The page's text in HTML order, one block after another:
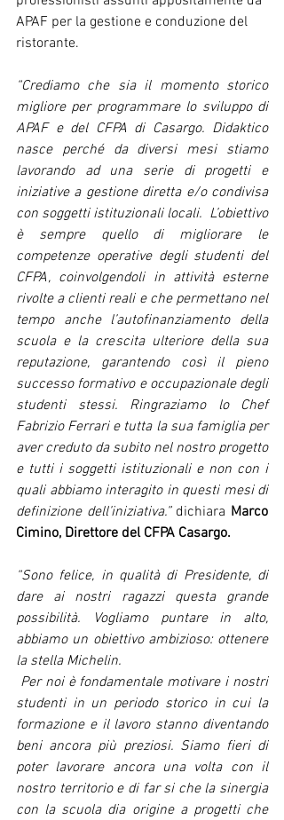
APAF per la gestione e conduzione del
ristorante.
“Crediamo che sia il momento storico
migliore per programmare lo sviluppo di
APAF e del CFPA di Casargo. Didaktico
nasce perché da diversi mesi stiamo
lavorando ad una serie di progetti e
iniziative a gestione diretta e/o condivisa
con soggetti istituzionali locali.  L’obiettivo
è sempre quello di migliorare le
competenze operative degli studenti del
CFPA, coinvolgendoli in attività esterne
rivolte a clienti reali e che permettano nel
tempo anche l’autofinanziamento della
scuola e la crescita ulteriore della sua
reputazione, garantendo così il pieno
successo formativo e occupazionale degli
studenti stessi. Ringraziamo lo Chef
Fabrizio Ferrari e tutta la sua famiglia per
aver creduto da subito nel nostro progetto
e tutti i soggetti istituzionali e non con i
quali abbiamo interagito in questi mesi di
definizione dell’iniziativa.” dichiara Marco
Cimino, Direttore del CFPA Casargo.
“Sono felice, in qualità di Presidente, di
dare ai nostri ragazzi questa grande
possibilità. Vogliamo puntare in alto,
abbiamo un obiettivo ambizioso: ottenere
la stella Michelin.
studenti in un periodo storico in cui la
formazione e il lavoro stanno diventando
beni ancora più preziosi. Siamo fieri di
poter lavorare ancora una volta con il
nostro territorio e di far si che la sinergia
con la scuola dia origine a progetti che